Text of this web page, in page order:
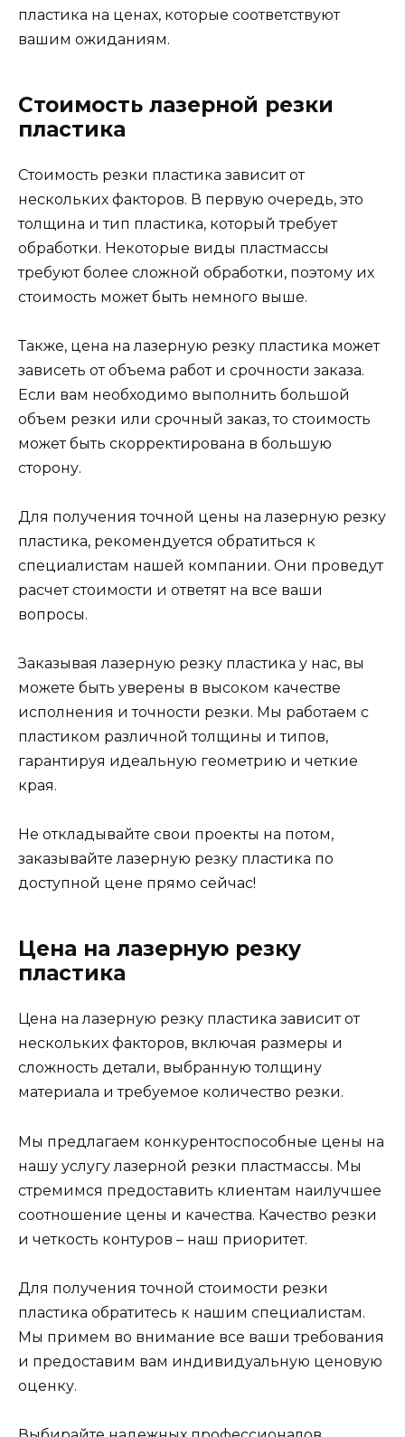
пластика на ценах, которые соответствуют
вашим ожиданиям.
Стоимость лазерной резки
пластика
Стоимость резки пластика зависит от
нескольких факторов. В первую очередь, это
толщина и тип пластика, который требует
обработки. Некоторые виды пластмассы
требуют более сложной обработки, поэтому их
стоимость может быть немного выше.
Также, цена на лазерную резку пластика может
зависеть от объема работ и срочности заказа.
Если вам необходимо выполнить большой
объем резки или срочный заказ, то стоимость
может быть скорректирована в большую
сторону.
Для получения точной цены на лазерную резку
пластика, рекомендуется обратиться к
специалистам нашей компании. Они проведут
расчет стоимости и ответят на все ваши
вопросы.
Заказывая лазерную резку пластика у нас, вы
можете быть уверены в высоком качестве
исполнения и точности резки. Мы работаем с
пластиком различной толщины и типов,
гарантируя идеальную геометрию и четкие
края.
Не откладывайте свои проекты на потом,
заказывайте лазерную резку пластика по
доступной цене прямо сейчас!
Цена на лазерную резку
пластика
Цена на лазерную резку пластика зависит от
нескольких факторов, включая размеры и
сложность детали, выбранную толщину
материала и требуемое количество резки.
Мы предлагаем конкурентоспособные цены на
нашу услугу лазерной резки пластмассы. Мы
стремимся предоставить клиентам наилучшее
соотношение цены и качества. Качество резки
и четкость контуров – наш приоритет.
Для получения точной стоимости резки
пластика обратитесь к нашим специалистам.
Мы примем во внимание все ваши требования
и предоставим вам индивидуальную ценовую
оценку.